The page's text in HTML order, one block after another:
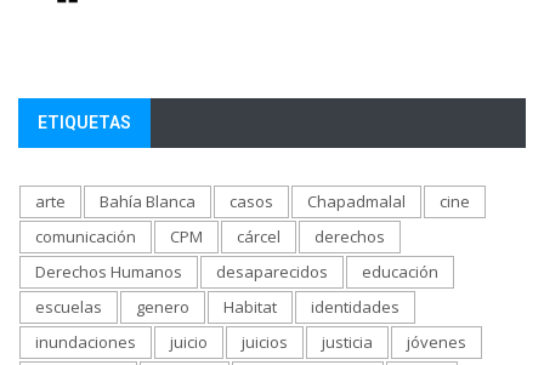
ETIQUETAS
arte Bahía Blanca casos Chapadmalal
cine
comunicación
CPM cárcel
derechos
Derechos Humanos
desaparecidos
educación
escuelas
genero Habitat
identidades
inundaciones
juicio juicios justicia
jóvenes